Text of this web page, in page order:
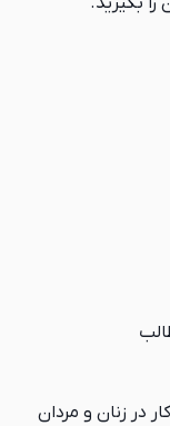
در زنان و مردان